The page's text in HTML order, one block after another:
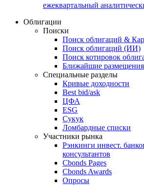
ежеквартальный
Облигации
Поиски
Поиск облигаций &
Поиск облигаций (ИИ)
Поиск котировок
Ближайшие
Специальные разделы
Кривые доходности
Best bid/ask
ЦФА
ESG
Сукук
Ломбардные списки
Участники рынка
Рэнкинги инвест.
консультантов
Cbonds Pages
Cbonds Awards
Опросы